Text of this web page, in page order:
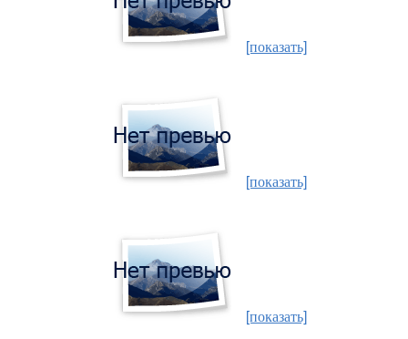
[показать]
[показать]
[показать]